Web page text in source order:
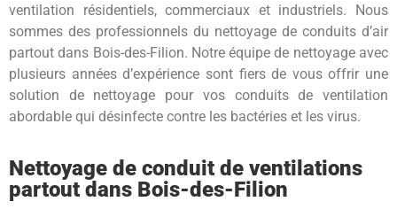
ventilation résidentiels, commerciaux et industriels. Nous
sommes des professionnels du nettoyage de conduits d’air
partout dans Bois-des-Filion. Notre équipe de nettoyage avec
plusieurs années d’expérience sont fiers de vous offrir une
solution de nettoyage pour vos conduits de ventilation
abordable qui désinfecte contre les bactéries et les virus.
Nettoyage de conduit de ventilations
partout dans Bois-des-Filion